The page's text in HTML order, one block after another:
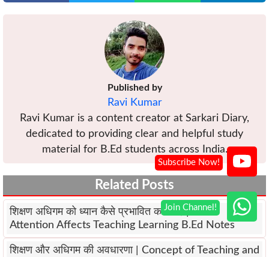
Published by
Ravi Kumar
Ravi Kumar is a content creator at Sarkari Diary,
dedicated to providing clear and helpful study
material for B.Ed students across India.
Related Posts
शिक्षण अधिगम को ध्यान कैसे प्रभावित करता है | How
Attention Affects Teaching Learning B.Ed Notes
शिक्षण और अधिगम की अवधारणा | Concept of Teaching and